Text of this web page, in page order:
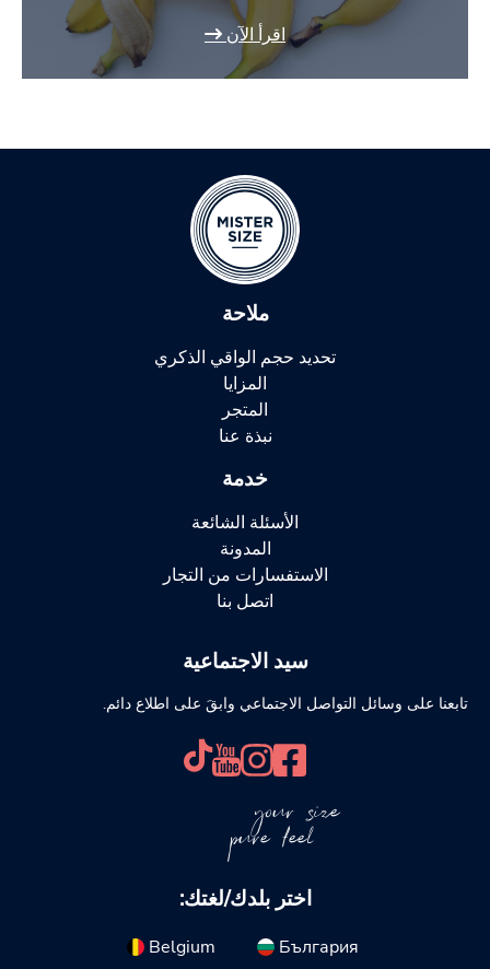
اقرأ الآن
ملاحة
تحديد حجم الواقي الذكري
المزايا
المتجر
نبذة عنا
خدمة
الأسئلة الشائعة
المدونة
الاستفسارات من التجار
اتصل بنا
سيد الاجتماعية
تابعنا على وسائل التواصل الاجتماعي وابقَ على اطلاع دائم.
your size
pure feel
اختر بلدك/لغتك:
Belgium
България